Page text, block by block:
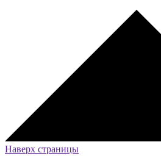
Наверх страницы